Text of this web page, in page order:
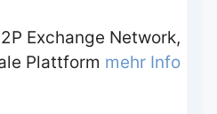
Exchange Network,
Plattform mehr Info